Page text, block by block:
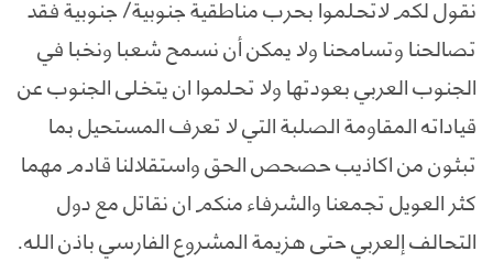
تصالحنا وتسامحنا ولا يمكن أن نسمح شعبا ونخبا في
الجنوب العربي بعودتها ولا تحلموا ان يتخلى الجنوب عن
قياداته المقاومة الصلبة التي لا تعرف المستحيل بما
تبثون من اكاذيب حصحص الحق واستقلالنا قادم مهما
كثر العويل تجمعنا والشرفاء منكم ان نقاتل مع دول
التحالف إلعربي حتى هزيمة المشروع الفارسي باذن الله.